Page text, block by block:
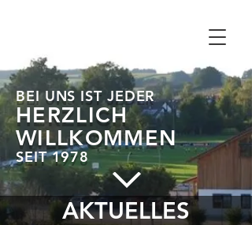
BEI UNS IST JEDER
HERZLICH
WILLKOMMEN
SEIT 1978
AKTUELLES